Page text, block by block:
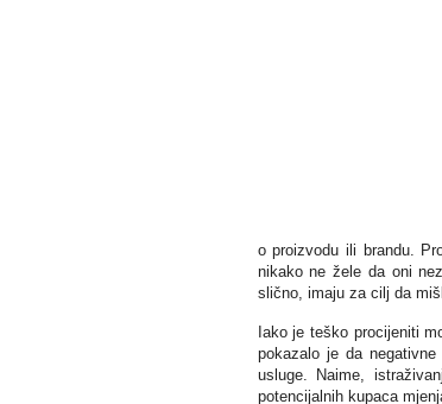
o proizvodu ili brandu.
nikako ne žele da oni
slično, imaju za cilj da
Iako je teško procijeniti
pokazalo je da
usluge. Naime,
potencijalnih kupaca